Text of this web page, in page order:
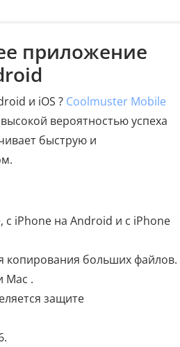
приложение
и iOS ? Coolmuster Mobile
вероятностью успеха
быструю и
с iPhone на Android и с iPhone
копирования больших файлов.
Mac .
защите